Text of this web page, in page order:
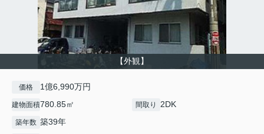
【外観】
価格 1億6,990万円
建物面積780.85㎡ 間取り 2DK
築年数 築39年